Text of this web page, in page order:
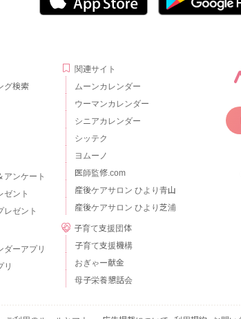
グ検索
アンケート
ゼント
レゼント
ダーアプリ
リ
関連サイト
ムーンカレンダー
ウーマンカレンダー
シニアカレンダー
シッテク
ヨムーノ
医師監修.com
産後ケアサロン ひより青山
産後ケアサロン ひより芝浦
子育て支援団体
子育て支援機構
おぎゃー献金
母子栄養懇話会